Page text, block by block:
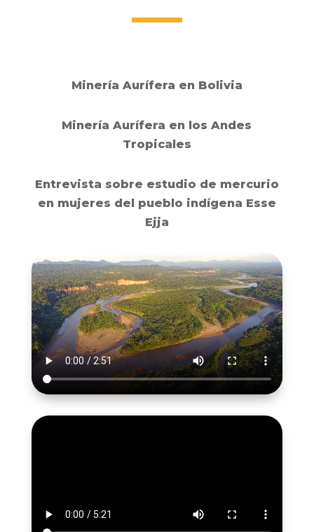
Minería Aurífera en Bolivia
Minería Aurífera en los Andes
Tropicales
Entrevista sobre estudio de mercurio
en mujeres del pueblo indígena Esse
Ejja